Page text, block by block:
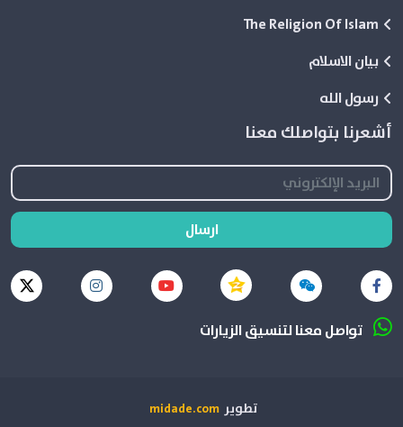
The Religion Of Islam
بيان الاسلام
رسول الله
أشعرنا بتواصلك معنا
ارسال
تواصل معنا لتنسيق الزيارات
تطوير midade.com